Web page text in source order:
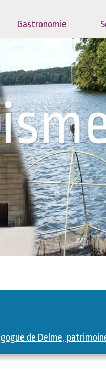
Gastronomie
de Delme,